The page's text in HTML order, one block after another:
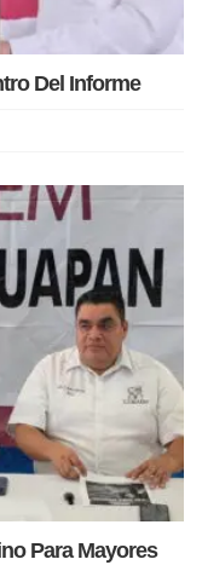
Del Informe
Para Mayores